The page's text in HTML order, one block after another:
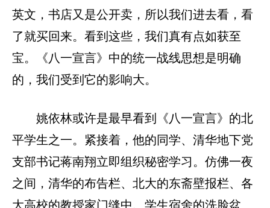
英文，书店又是公开卖，所以我们进去看，看
了就买回来。看到这些，我们真有点如获至
宝。《八一宣言》中的统一战线思想是明确
的，我们受到它的影响大。
姚依林或许是最早看到《八一宣言》的北
平学生之一。紧接着，他的同学、清华地下党
支部书记蒋南翔立即组织秘密学习。仿佛一夜
之间，清华的布告栏、北大的东斋壁报栏、各
大高校的教授家门缝中、学生宿舍的洗脸盆